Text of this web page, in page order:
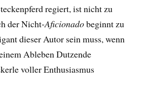
regiert, ist nicht zu
der Nicht-Aficionadobeginnt zu
dieser Autor sein muss, wenn
Ableben Dutzende
voller Enthusiasmus